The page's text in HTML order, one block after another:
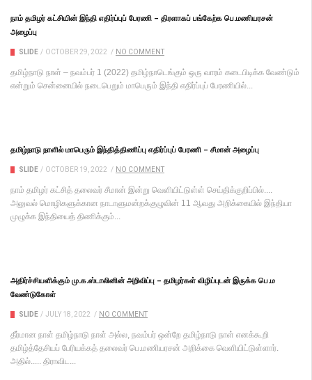
நாம் தமிழர் கட்சியின் இந்தி எதிர்ப்புப் பேரணி – திரளாகப் பங்கேற்க பெ.மணியரசன்
அழைப்பு
SLIDE / OCTOBER 29, 2022 / NO COMMENT
தமிழ்நாடு நாள் – நவம்பர் 1 (2022) தமிழ்நாடெங்கும் ஒரு வாரம் கடைபிடிக்க வேண்டும்
என்றும் சென்னையில் நடைபெறும் மாபெரும் இந்தி எதிர்ப்புப் பேரணியில்...
தமிழ்நாடு நாளில் மாபெரும் இந்தித்திணிப்பு எதிர்ப்புப் பேரணி – சீமான் அழைப்பு
SLIDE / OCTOBER 19, 2022 / NO COMMENT
நாம் தமிழர் கட்சித் தலைவர் சீமான் இன்று வெளியிட்டுள்ள் செய்திக்குறிப்பில்....
அலுவல் மொழிகளுக்கான நாடாளுமன்றக்குழுவின் 11 ஆவது அறிக்கையில் இந்தியா
முழுக்க இந்தியைத் திணிக்கும்...
அதிர்ச்சியளிக்கும் மு.க.ஸ்டாலினின் அறிவிப்பு – தமிழர்கள் விழிப்புடன் இருக்க பெ.ம
வேண்டுகோள்
SLIDE / JULY 18, 2022 / NO COMMENT
தீர்மான நாள் தமிழ்நாடு நாள் அல்ல, நவம்பர் ஒன்றே தமிழ்நாடு நாள் எனக்கூறி
தமிழ்த்தேசியப் பேரியக்கத் தலைவர் பெ.மணியரசன் அறிக்கை வெளியிட்டுள்ளார்.
அதில்..... திராவிட...